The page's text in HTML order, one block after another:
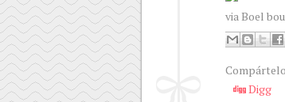
via Boel
Compártelo
Digg